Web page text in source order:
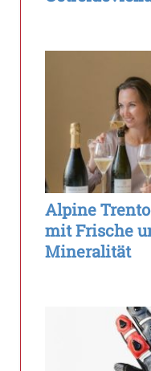
Alpine
mit Frische
Mineralität